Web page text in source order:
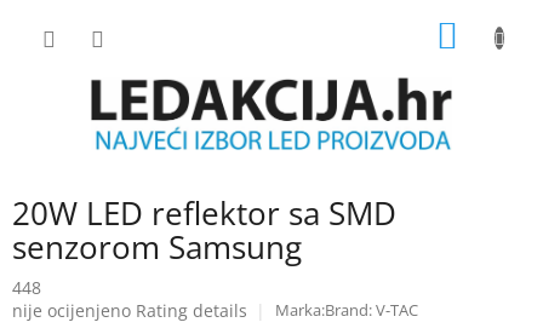
20W LED reflektor sa SMD
senzorom Samsung
448
The
nije ocijenjeno Rating details Brand:V-TAC